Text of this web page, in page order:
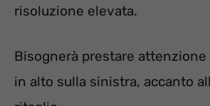
risoluzione elevata.
Bisognerà prestare attenzione
in alto sulla sinistra, accanto